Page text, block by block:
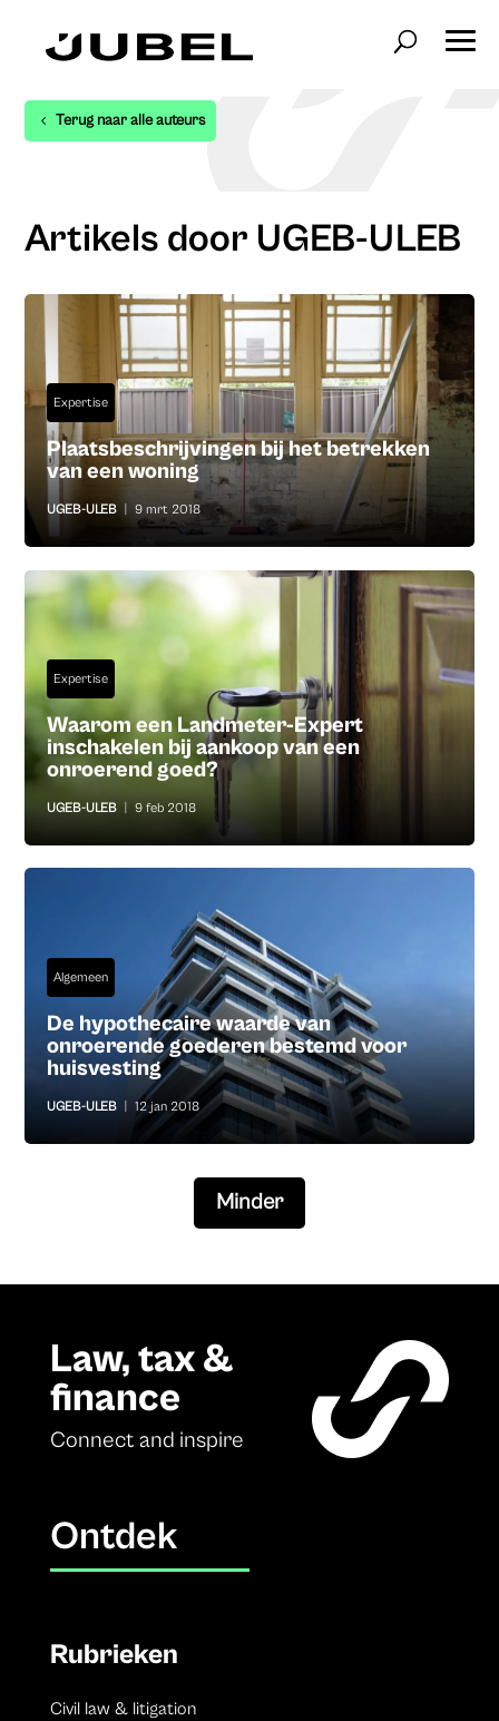
Terug naar alle auteurs
Artikels door UGEB-ULEB
Expertise
Plaatsbeschrijvingen bij het betrekken
van een woning
UGEB-ULEB 9 mrt 2018
Expertise
Waarom een Landmeter-Expert
inschakelen bij aankoop van een
onroerend goed?
UGEB-ULEB 9 feb 2018
Algemeen
De hypothecaire waarde van
onroerende goederen bestemd voor
huisvesting
UGEB-ULEB 12 jan 2018
Minder
Law, tax &
finance
Connect and inspire
Ontdek
Rubrieken
Civil law & litigation